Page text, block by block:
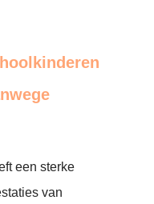
een sterke
van